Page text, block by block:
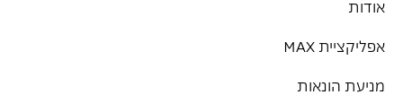
אודות
אפליקציית MAX
מניעת הונאות